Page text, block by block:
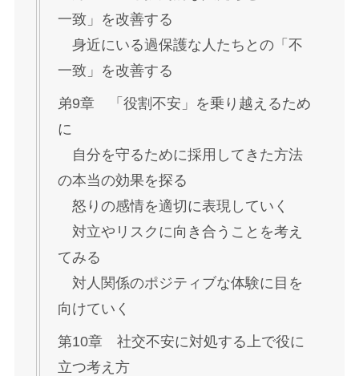
一致」を改善する
身近にいる過保護な人たちとの「不
一致」を改善する
弟9章 「役割不安」を乗り越えるため
に
自分を守るために採用してきた方法
の本当の効果を探る
怒りの感情を適切に表現していく
対立やリスクに向き合うことを考え
てみる
対人関係のポジティブな体験に目を
向けていく
第10章 社交不安に対処する上で役に
立つ考え方